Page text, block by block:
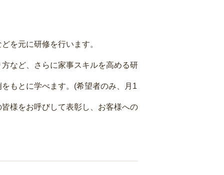
を元に研修を行います。
など、さらに家事スキルを高める研
もとに学べます。(希望者のみ、月1
様をお呼びして表彰し、お客様への